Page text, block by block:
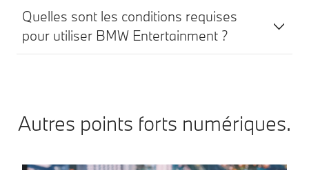
Quelles sont les conditions requises
pour utiliser BMW Entertainment ?
Autres points forts numériques.